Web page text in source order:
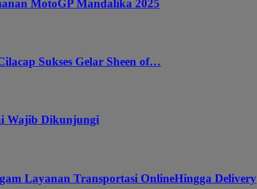
MotoGP Mandalika 2025
Sukses Gelar Sheen of…
Wajib Dikunjungi
Layanan Transportasi OnlineHingga Delivery